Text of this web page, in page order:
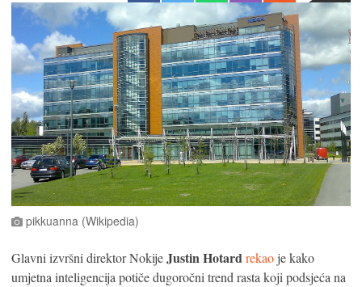
pikkuanna (Wikipedia)
Glavni izvršni direktor NokijeJustin Hotardrekao je kako
umjetna inteligencija potiče dugoročni trend rasta koji podsjeća na